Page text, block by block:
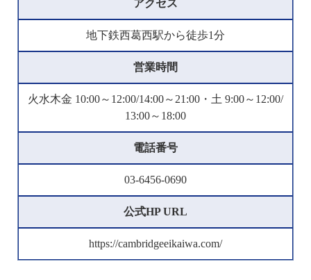
アクセス
地下鉄西葛西駅から徒歩1分
営業時間
火水木金 10:00～12:00/14:00～21:00・土 9:00～12:00/
13:00～18:00
電話番号
03-6456-0690
公式HP URL
https://cambridgeeikaiwa.com/